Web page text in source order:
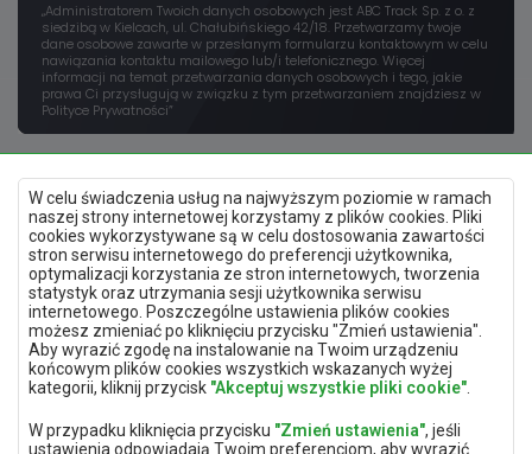
W celu świadczenia usług na najwyższym poziomie w ramach
naszej strony internetowej korzystamy z plików cookies. Pliki
cookies wykorzystywane są w celu dostosowania zawartości
stron serwisu internetowego do preferencji użytkownika,
optymalizacji korzystania ze stron internetowych, tworzenia
statystyk oraz utrzymania sesji użytkownika serwisu
internetowego. Poszczególne ustawienia plików cookies
możesz zmieniać po kliknięciu przycisku "Zmień ustawienia".
Aby wyrazić zgodę na instalowanie na Twoim urządzeniu
końcowym plików cookies wszystkich wskazanych wyżej
kategorii, kliknij przycisk "Akceptuj wszystkie pliki cookie"
W przypadku kliknięcia przycisku "Zmień ustawienia", jeśli
ustawienia odpowiadają Twoim preferencjom, aby wyrazić
„Administratorem Twoich danych osobowych jest ABC Track Sp. z o. z
siedzibą w Kielcach, ul. Chałubińskiego 42/18. Przetwarzamy twoje
dane osobowe zawarte w przesłanym formularzu kontaktowym w celu
nawiązania kontaktu mailowego lub/i telefonicznego. Więcej
informacji na temat przetwarzania danych osobowych i tego, jakie
prawa Ci przysługują w związku z tym przetwarzaniem znajdziesz w
Polityce Prywatności”
Polityka prywatności
Mapa strony
Deklaracja dostępności
Zmień ustawienia prywatności
Aplikacja mobilna